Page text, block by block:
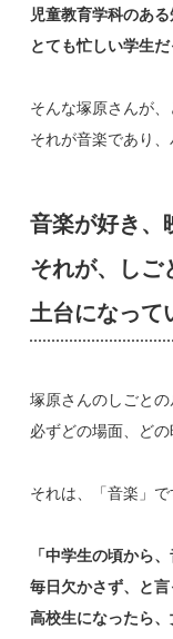
児童教育学科のあ
とても忙しい学生だ
そんな塚原さんが
それが音楽であり、
音楽が好き、
それが、しご
土台になって
塚原さんのしごとの
必ずどの場面、どの
それは、「音楽」で
「中学生の頃から
毎日欠かさず、と言
高校生になったら、